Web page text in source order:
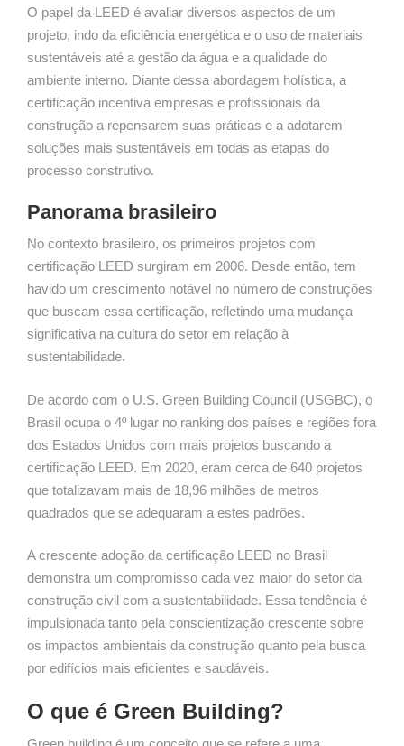
O papel da LEED é avaliar diversos aspectos de um
projeto, indo da eficiência energética e o uso de materiais
sustentáveis até a gestão da água e a qualidade do
ambiente interno. Diante dessa abordagem holística, a
certificação incentiva empresas e profissionais da
construção a repensarem suas práticas e a adotarem
soluções mais sustentáveis em todas as etapas do
processo construtivo.
Panorama brasileiro
No contexto brasileiro, os primeiros projetos com
certificação LEED surgiram em 2006. Desde então, tem
havido um crescimento notável no número de construções
que buscam essa certificação, refletindo uma mudança
significativa na cultura do setor em relação à
sustentabilidade.
De acordo com o U.S. Green Building Council (USGBC), o
Brasil ocupa o 4º lugar no ranking dos países e regiões fora
dos Estados Unidos com mais projetos buscando a
certificação LEED. Em 2020, eram cerca de 640 projetos
que totalizavam mais de 18,96 milhões de metros
quadrados que se adequaram a estes padrões.
A crescente adoção da certificação LEED no Brasil
demonstra um compromisso cada vez maior do setor da
construção civil com a sustentabilidade. Essa tendência é
impulsionada tanto pela conscientização crescente sobre
os impactos ambientais da construção quanto pela busca
por edifícios mais eficientes e saudáveis.
O que é Green Building?